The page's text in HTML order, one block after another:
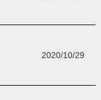
2020/10/29